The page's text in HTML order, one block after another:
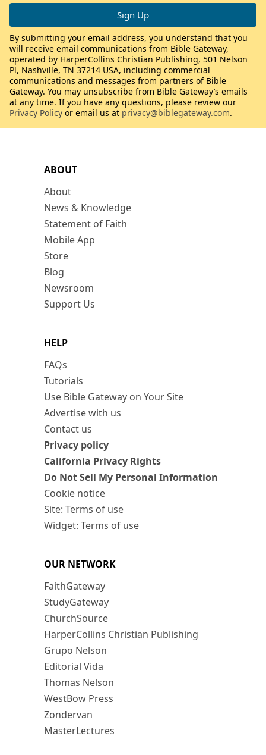
ABOUT
About
News & Knowledge
Statement of Faith
Mobile App
Store
Blog
Newsroom
Support Us
HELP
FAQs
Tutorials
Use Bible Gateway on Your Site
Advertise with us
Contact us
Privacy policy
California Privacy Rights
Do Not Sell My Personal Information
Cookie notice
Site: Terms of use
Widget: Terms of use
OUR NETWORK
FaithGateway
StudyGateway
ChurchSource
HarperCollins Christian Publishing
Grupo Nelson
Editorial Vida
Thomas Nelson
WestBow Press
Zondervan
MasterLectures
By submitting your email address, you understand that you
will receive email communications from Bible Gateway,
operated by HarperCollins Christian Publishing, 501 Nelson
Pl, Nashville, TN 37214 USA, including commercial
communications and messages from partners of Bible
Gateway. You may unsubscribe from Bible Gateway’s emails
at any time. If you have any questions, please review our
Privacy Policy or email us at privacy@biblegateway.com.